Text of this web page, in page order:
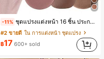
-11% ชุดแปรงแต่งหน้า 16 ชิ้น ประกอบด้วยแปรงแต่งหน้า 13 ชิ้น, ฟองน้ำแต่งหน้ารูปหยดน้ำ 1 ชิ้น, แปรงแป้งรองพื้นกลม 1 ชิ้น และฟองน้ำแต่งหน้ารูปสามเหลี่ยม 1 ชิ้น - ชุดคลาสสิก ทำจากขนสังเคราะห์นุ่มและเป็นมิตรต่อผิว เหมาะสำหรับผู้หญิงและเด็กผู้หญิง เหมาะสำหรับฤดูใบไม้ร่วงและฤดูหนาว
#2 ขายดี ใน การแต่งหน้า ชุดแปรง
฿17 600+ sold